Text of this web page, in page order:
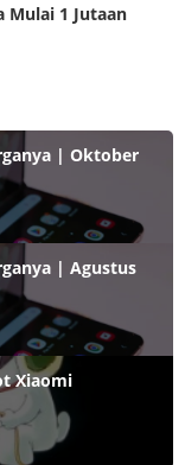
Mulai 1 Jutaan
| Oktober
| Agustus
Xiaomi